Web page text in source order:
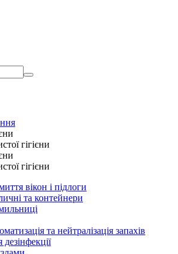
гігієни
гігієни
вікон і підлоги
та контейнери
та нейтралізація запахів